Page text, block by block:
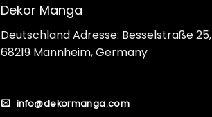
Dekor Manga
Deutschland Adresse: Besselstraße 25,
68219 Mannheim, Germany
info@dekormanga.com